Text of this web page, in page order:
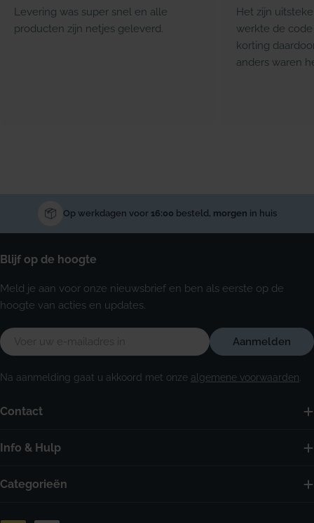
Levering was super snel en alle
producten zijn netjes geleverd.
Het zijn
werkte de code
korting
anders waren
Op werkdagen voor 16:00 besteld, morgen in huis
Contact
Info & Hulp
Categorieën
Blijf op de hoogte
Meld je aan voor onze nieuwsbrief en ben als eerste op de
hoogte van acties en updates.
E-
mail
Aanmelden
Na aanmelding gaat u akkoord met onze algemene voorwaarden